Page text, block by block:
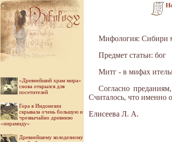
«Древнейший храм мира»
снова открылся для
посетителей
Гора в Индонезии
скрывала очень большую и
чрезвычайно древнюю
«пирамиду»
Древнейшему колодезному
Мифология: Сибири
Предмет статьи: бог
Митг - в мифах
Согласно
Считалось, что именно
Елисеева Л. А.